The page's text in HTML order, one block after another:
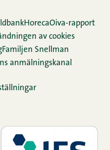
HorecaOiva-rapport
av cookies
Familjen Snellman
anmälningskanal